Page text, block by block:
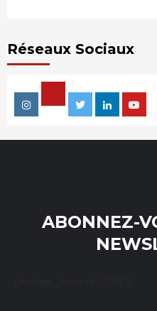
Réseaux Sociaux
Instagram
Facebook
TwitterLinkedin
ABONNEZ-